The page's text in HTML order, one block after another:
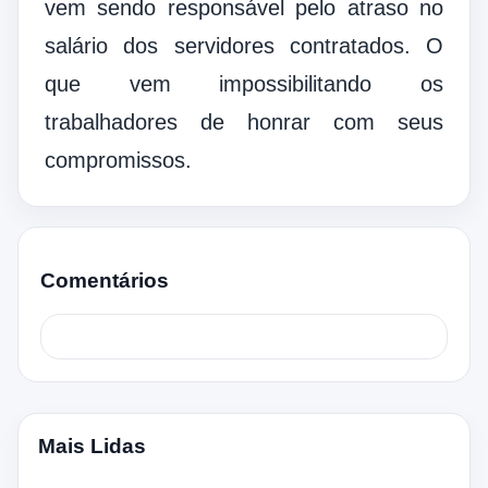
vem sendo responsável pelo atraso no
salário dos servidores contratados. O
que vem impossibilitando os
trabalhadores de honrar com seus
compromissos.
Comentários
Mais Lidas